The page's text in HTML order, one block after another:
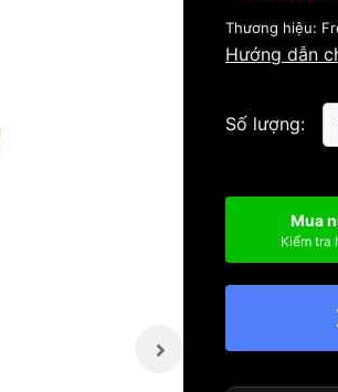
Thương hiệu:
Hướng dẫn
Số lượng:
Mua
Kiểm tra